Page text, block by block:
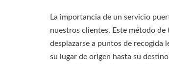
La importancia de un servicio
nuestros clientes. Este método
desplazarse a puntos de recogida
su lugar de origen hasta su